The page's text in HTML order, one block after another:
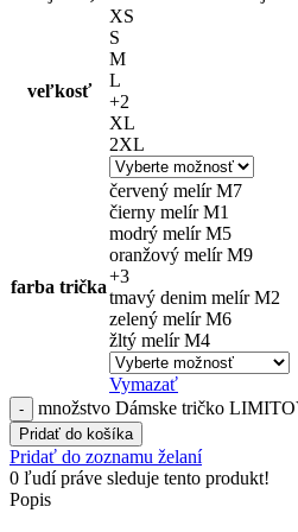
veľkosť
XS
S
M
L
+2
XL
2XL
farba trička
červený melír M7
čierny melír M1
modrý melír M5
oranžový melír M9
+3
tmavý denim melír M2
zelený melír M6
žltý melír M4
Vymazať
množstvo Dámske tričko
Pridať do košíka
Pridať do zoznamu želaní
0 ľudí práve sleduje tento produkt!
Popis